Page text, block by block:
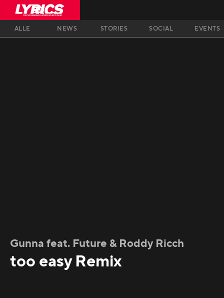
ALLE NEWS STORIES SOCIAL EVENTS
Gunna feat. Future & Roddy Ricch
too easy Remix